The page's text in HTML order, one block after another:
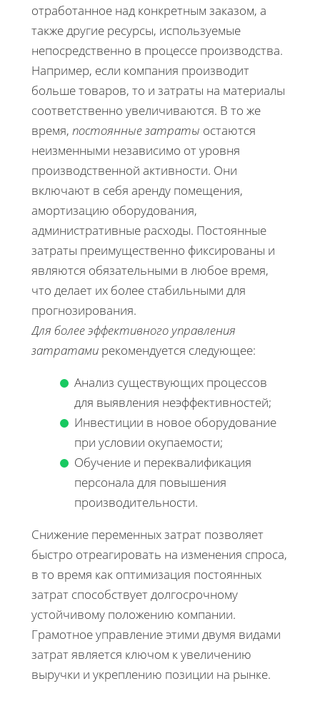
отработанное над конкретным заказом, а
также другие ресурсы, используемые
непосредственно в процессе производства.
Например, если компания производит
больше товаров, то и затраты на материалы
соответственно увеличиваются. В то же
время, постоянные затраты остаются
неизменными независимо от уровня
производственной активности. Они
включают в себя аренду помещения,
амортизацию оборудования,
административные расходы. Постоянные
затраты преимущественно фиксированы и
являются обязательными в любое время,
что делает их более стабильными для
прогнозирования.
Для более эффективного управления
затратами рекомендуется следующее:
Анализ существующих процессов
для выявления неэффективностей;
Инвестиции в новое оборудование
при условии окупаемости;
Обучение и переквалификация
персонала для повышения
производительности.
Снижение переменных затрат позволяет
быстро отреагировать на изменения спроса,
в то время как оптимизация постоянных
затрат способствует долгосрочному
устойчивому положению компании.
Грамотное управление этими двумя видами
затрат является ключом к увеличению
выручки и укреплению позиции на рынке.